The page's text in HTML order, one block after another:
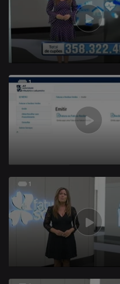
310440